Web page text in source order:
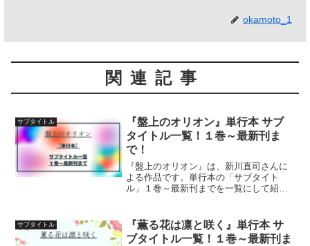
okamoto_1
関連記事
サブタイトル
『盤上のオリオン』単行本 サブ
タイトル一覧！１巻～最新刊ま
で！
『盤上のオリオン』は、新川直司さんに
よる作品です。単行本の「サブタイト
ル」１巻～最新刊までを一覧にして紹介
サブタイトル
『薫る花は凛と咲く』単行本 サ
ブタイトル一覧！１巻～最新刊ま